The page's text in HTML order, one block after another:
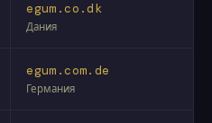
egum.co.dk
Дания
egum.com.de
Германия